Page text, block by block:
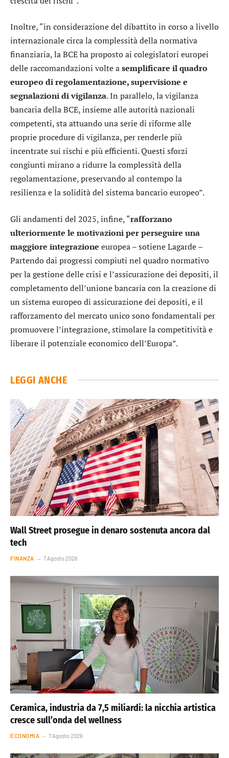
Inoltre, “in considerazione del dibattito in corso a livello
internazionale circa la complessità della normativa
finanziaria, la BCE ha proposto ai colegislatori europei
delle raccomandazioni volte asemplificare il quadro
europeo di regolamentazione, supervisione e
segnalazioni di vigilanza. In parallelo, la vigilanza
bancaria della BCE, insieme alle autorità nazionali
competenti, sta attuando una serie di riforme alle
proprie procedure di vigilanza, per renderle più
incentrate sui rischi e più efficienti. Questi sforzi
congiunti mirano a ridurre la complessità della
regolamentazione, preservando al contempo la
resilienza e la solidità del sistema bancario europeo”.
Gli andamenti del 2025, infine, “rafforzano
ulteriormente le motivazioni per perseguire una
maggiore integrazione europea – sotiene Lagarde –
Partendo dai progressi compiuti nel quadro normativo
per la gestione delle crisi e l’assicurazione dei depositi, il
completamento dell’unione bancaria con la creazione di
un sistema europeo di assicurazione dei depositi, e il
rafforzamento del mercato unico sono fondamentali per
promuovere l’integrazione, stimolare la competitività e
liberare il potenziale economico dell’Europa”.
LEGGI ANCHE
Wall Street prosegue in denaro sostenuta ancora dal
tech
FINANZA 7 Agosto 2026
Ceramica, industria da 7,5 miliardi: la nicchia artistica
cresce sull’onda del wellness
ECONOMIA 7 Agosto 2026